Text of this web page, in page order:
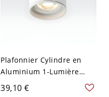
Plafonnier Cylindre en
Aluminium 1-Lumière
Lampe Encastrée Style
Moderne - 110 V-120 V
39,10 €